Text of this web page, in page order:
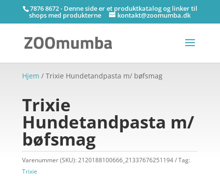
7876 8672 - Denne side er et produktkatalog og linker til
shops med produkterne kontakt@zoomumba.dk
Hjem / Trixie Hundetandpasta m/ bøfsmag
Trixie
Hundetandpasta m/
bøfsmag
Varenummer (SKU):2120188100666_21337676251194
Tag:
Trixie